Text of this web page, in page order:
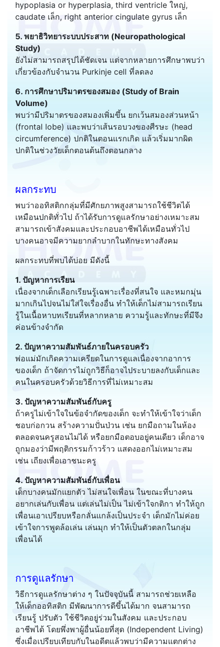
hypoplasia or hyperplasia, third ventricle ใหญ่,
caudate เล็ก, right anterior cingulate gyrus เล็ก
5. พยาธิวิทยาระบบประสาท (Neuropathological
Study)
ยังไม่สามารถสรุปได้ชัดเจน แต่จากหลายการศึกษาพบว่า
เกี่ยวข้องกับจำนวน Purkinje cell ที่ลดลง
6. การศึกษาปริมาตรของสมอง (Study of Brain
Volume)
พบว่ามีปริมาตรของสมองเพิ่มขึ้น ยกเว้นสมองส่วนหน้า
(frontal lobe) และพบว่าเส้นรอบวงของศีรษะ (head
circumference) ปกติในตอนแรกเกิด แล้วเริ่มมากผิด
ปกติในช่วงวัยเด็กตอนต้นถึงตอนกลาง
ผลกระทบ
พบว่าออทิสติกกลุ่มที่มีศักยภาพสูงสามารถใช้ชีวิตได้
เหมือนปกติทั่วไป ถ้าได้รับการดูแลรักษาอย่างเหมาะสม
สามารถเข้าสังคมและประกอบอาชีพได้เหมือนทั่วไป
บางคนอาจมีความยากลำบากในทักษะทางสังคม
ผลกระทบที่พบได้บ่อย มีดังนี้
1. ปัญหาการเรียน
เนื่องจากเด็กเลือกเรียนรู้เฉพาะเรื่องที่สนใจ และหมกมุ่น
มากเกินไปจนไม่ใส่ใจเรื่องอื่น ทำให้เด็กไม่สามารถเรียน
รู้ในเนื้อหาบทเรียนที่หลากหลาย ความรู้และทักษะที่มีจึง
ค่อนข้างจำกัด
2. ปัญหาความสัมพันธ์ภายในครอบครัว
พ่อแม่มักเกิดความเครียดในการดูแลเนื่องจากอาการ
ของเด็ก ถ้าจัดการไม่ถูกวิธีก็อาจไประบายลงกับเด็กและ
คนในครอบครัวด้วยวิธีการที่ไม่เหมาะสม
3. ปัญหาความสัมพันธ์กับครู
ถ้าครูไม่เข้าใจในข้อจำกัดของเด็ก จะทำให้เข้าใจว่าเด็ก
ชอบก่อกวน สร้างความปั่นป่วน เช่น ยกมือถามในห้อง
ตลอดจนครูสอนไม่ได้ หรือยกมือตอบอยู่คนเดียว เด็กอาจ
ถูกมองว่ามีพฤติกรรมก้าวร้าว แสดงออกไม่เหมาะสม
เช่น เถียงเพื่อเอาชนะครู
4. ปัญหาความสัมพันธ์กับเพื่อน
เด็กบางคนมักแยกตัว ไม่สนใจเพื่อน ในขณะที่บางคน
อยากเล่นกับเพื่อน แต่เล่นไม่เป็น ไม่เข้าใจกติกา ทำให้ถูก
เพื่อนเอาเปรียบหรือกลั่นแกล้งเป็นประจำ เด็กมักไม่ค่อย
เข้าใจการพูดล้อเล่น เล่นมุก ทำให้เป็นตัวตลกในกลุ่ม
เพื่อนได้
การดูแลรักษา
วิธีการดูแลรักษาต่าง ๆ ในปัจจุบันนี้ สามารถช่วยเหลือ
ให้เด็กออทิสติก มีพัฒนาการดีขึ้นได้มาก จนสามารถ
เรียนรู้ ปรับตัว ใช้ชีวิตอยู่ร่วมในสังคม และประกอบ
อาชีพได้ โดยพึ่งพาผู้อื่นน้อยที่สุด (Independent Living)
ซึ่งเมื่อเปรียบเทียบกับในอดีตแล้วพบว่ามีความแตกต่าง